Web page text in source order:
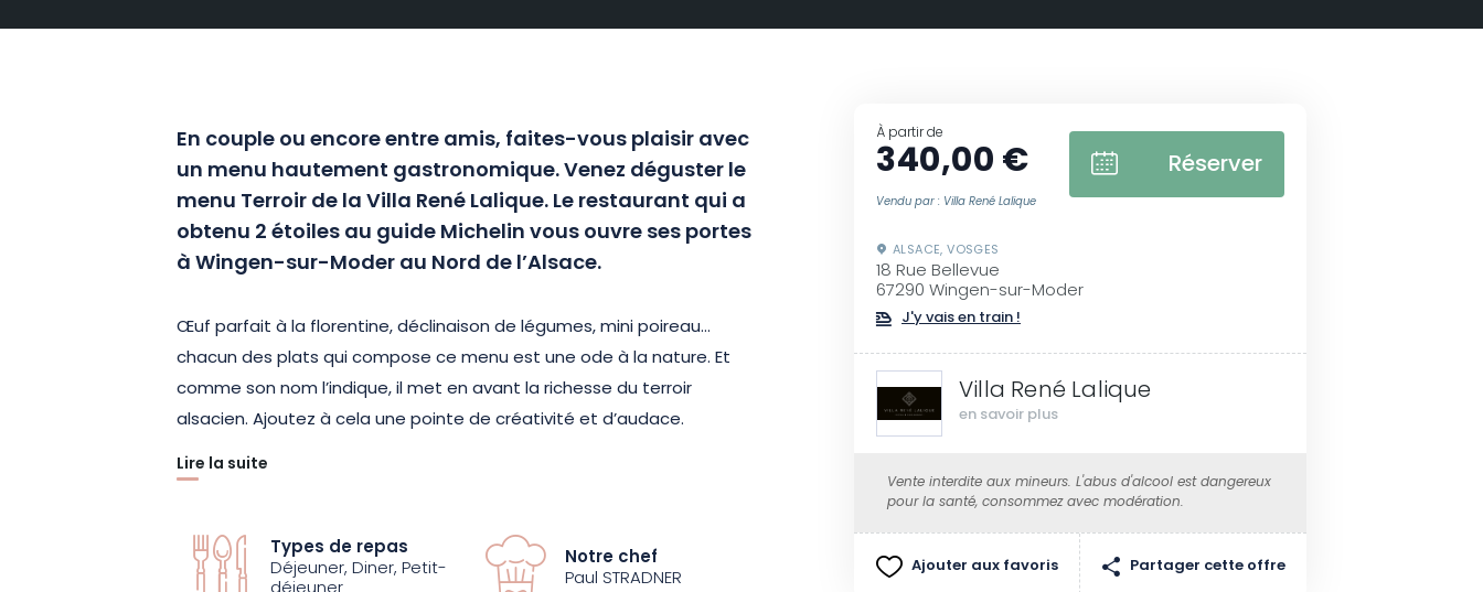
En couple ou encore entre amis, faites-vous plaisir avec
un menu hautement gastronomique. Venez déguster le
menu Terroir de la Villa René Lalique. Le restaurant qui a
obtenu 2 étoiles au guide Michelin vous ouvre ses portes
à Wingen-sur-Moder au Nord de l’Alsace.
Œuf parfait à la florentine, déclinaison de légumes, mini poireau…
chacun des plats qui compose ce menu est une ode à la nature. Et
comme son nom l’indique, il met en avant la richesse du terroir
alsacien. Ajoutez à cela une pointe de créativité et d’audace.
Paul STRADNER (qui a fièrement succédé à son mentor Jean-Georges
Meilleur sommelier de France 2012 et Meilleur ouvrier de France 2015 – se
joint à eux pour mettre au point les parfaits accords mets-vins. Le
Lire la suite
Types de repas
Déjeuner, Diner, Petit- Notre chef
Paul STRADNER
À partir de
340,00 €
Vendu par : Villa René Lalique
Réserver
ALSACE, VOSGES
18 Rue Bellevue
67290 Wingen-sur-Moder
J'y vais en train !
Villa René Lalique
en savoir plus
Vente interdite aux mineurs. L'abus d'alcool est dangereux
pour la santé, consommez avec modération.
Ajouter aux favoris Partager cette offre